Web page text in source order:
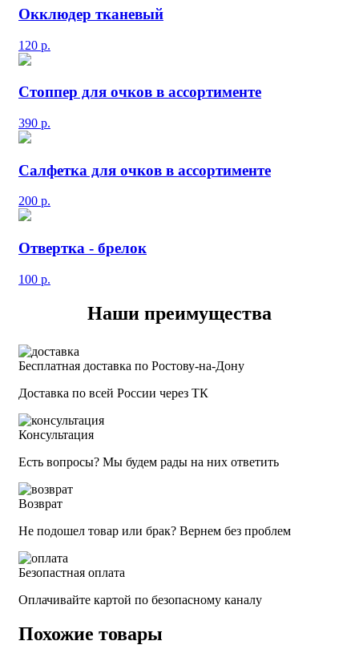
Окклюдер тканевый
120 р.
Стоппер для очков в ассортименте
390 р.
Салфетка для очков в ассортименте
200 р.
Отвертка - брелок
100 р.
Наши преимущества
Бесплатная доставка по Ростову-на-Дону
Доставка по всей России через ТК
Консультация
Есть вопросы? Мы будем рады на них ответить
Возврат
Не подошел товар или брак? Вернем без проблем
Безопастная оплата
Оплачивайте картой по безопасному каналу
Похожие товары